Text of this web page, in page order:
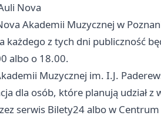
Nova
Akademii Muzycznej w
z tych dni publiczność
albo o 18.00.
Muzycznej im. I.J.
dla osób, które planują udział z
serwis Bilety24 albo w